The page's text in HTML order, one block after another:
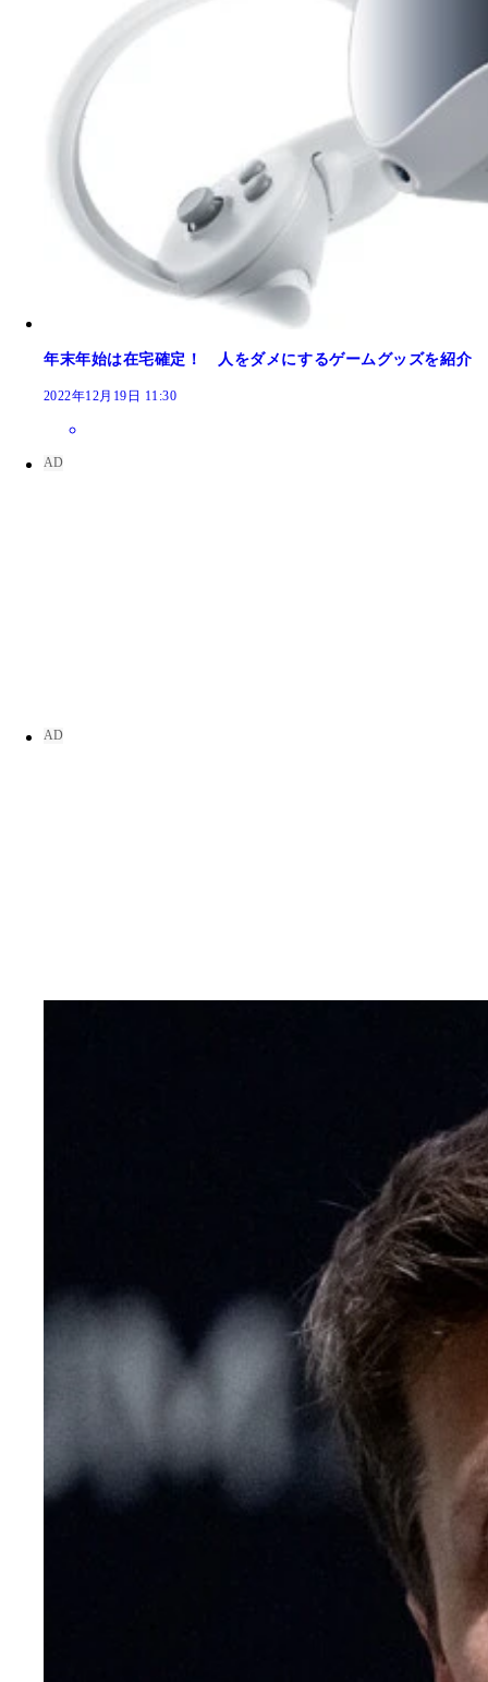
Apple Vision Proを装着している人物の目が透け
けてきた場合など、自動で目が表示される
年末年始は在宅確定！ 人をダメにするゲームグッズを紹介
2022年12月19日 11:30